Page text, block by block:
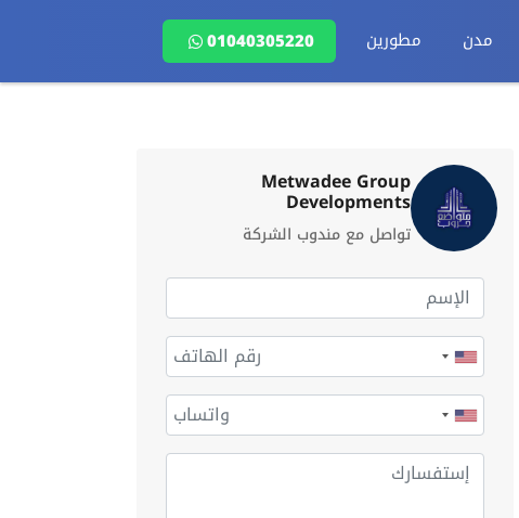
مدن مطورين 01040305220
Metwadee Group
Developments
تواصل مع مندوب الشركة